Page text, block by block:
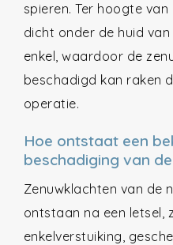
spieren. Ter hoogte
dicht onder de huid
enkel, waardoor de
beschadigd kan raken
operatie.
Hoe ontstaat een
beschadiging van
Zenuwklachten van de
ontstaan na een letsel,
enkelverstuiking,